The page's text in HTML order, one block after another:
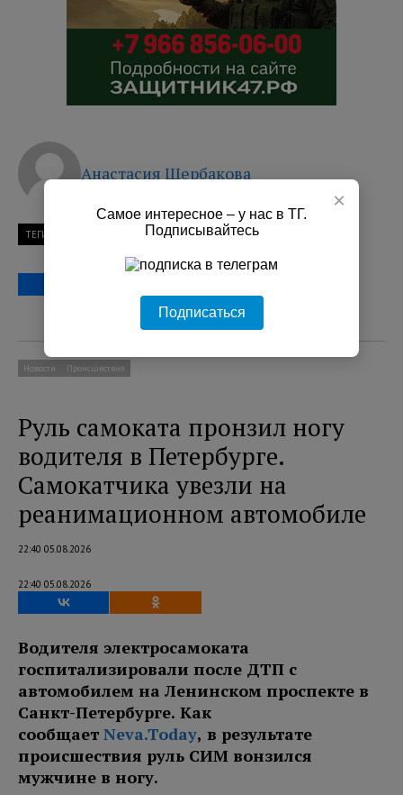
Анастасия Щербакова
ТЕГИ Финляндия финны Петербург
Новости Происшествия
Руль самоката пронзил ногу
водителя в Петербурге.
Самокатчика увезли на
реанимационном автомобиле
22:40 05.08.2026
22:40 05.08.2026
Водителя электросамоката
госпитализировали после ДТП с
автомобилем на Ленинском проспекте в
Санкт-Петербурге. Как
сообщает Neva.Today, в результате
происшествия руль СИМ вонзился
мужчине в ногу.
×
Самое интересное – у нас в ТГ.
Подписывайтесь
Подписаться